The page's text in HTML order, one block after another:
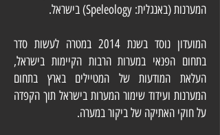
המערנות (באנגלית: Speleology) בישראל.
המועדון נוסד בשנת 2014 במטרה לעשות סדר
בתחום הפנאי במערות הרבות הקיימות בישראל,
העלאת המודעות של המטיילים בארץ בתחום
המערנות ועידוד שימור המערות בישראל תוך הקפדה
על חוקי האתיקה של ביקור במערה.